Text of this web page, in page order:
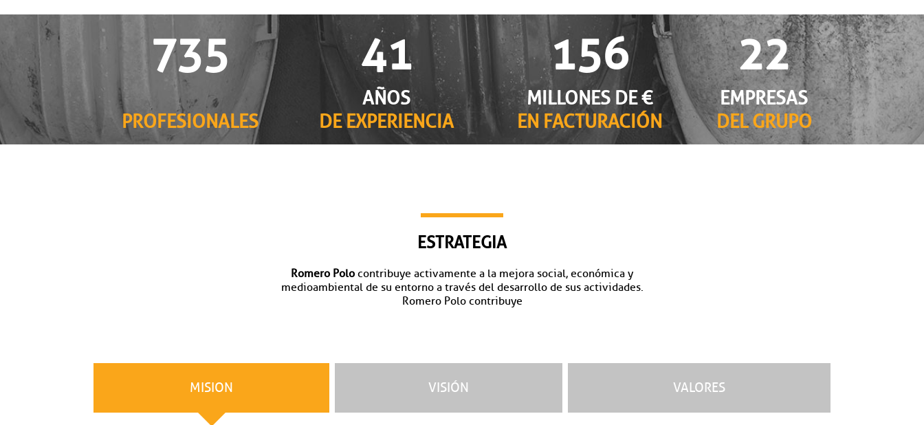
735
PROFESIONALES
41
AÑOS
DE EXPERIENCIA
156
MILLONES DE €
EN FACTURACIÓN
22
EMPRESAS
DEL GRUPO
ESTRATEGIA
Romero Polo contribuye activamente a la mejora social, económica y
medioambiental de su entorno a través del desarrollo de sus actividades.
Romero Polo contribuye
MISION VISIÓN VALORES